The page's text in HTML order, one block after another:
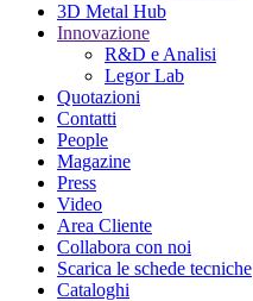
3D Metal Hub
Innovazione
R&D e Analisi
Legor Lab
Quotazioni
Contatti
People
Magazine
Press
Video
Area Cliente
Collabora con noi
Scarica le schede tecniche
Cataloghi